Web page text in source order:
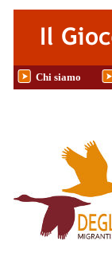
Salta al contenuto
Chi siamo